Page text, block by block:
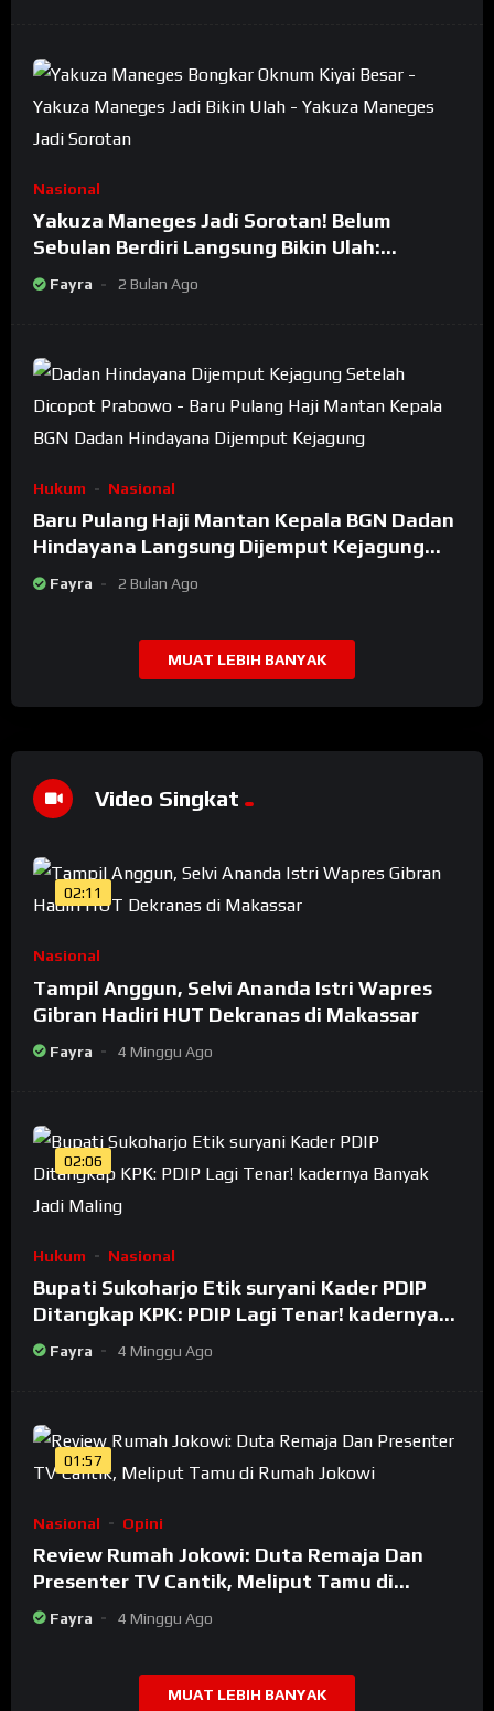
Nasional
Yakuza Maneges Jadi Sorotan! Belum
Sebulan Berdiri Langsung Bikin Ulah:
Bongkar Oknum Kiyai Besar
Fayra 2 Bulan Ago
Hukum Nasional
Baru Pulang Haji Mantan Kepala BGN Dadan
Hindayana Langsung Dijemput Kejagung
Setelah Dicopot Prabowo
Fayra 2 Bulan Ago
MUAT LEBIH BANYAK
Video Singkat
02:11
Nasional
Tampil Anggun, Selvi Ananda Istri Wapres
Gibran Hadiri HUT Dekranas di Makassar
Fayra 4 Minggu Ago
02:06
Hukum Nasional
Bupati Sukoharjo Etik suryani Kader PDIP
Ditangkap KPK: PDIP Lagi Tenar! kadernya
Banyak Jadi Maling
Fayra 4 Minggu Ago
01:57
Nasional Opini
Review Rumah Jokowi: Duta Remaja Dan
Presenter TV Cantik, Meliput Tamu di
Rumah Jokowi
Fayra 4 Minggu Ago
MUAT LEBIH BANYAK